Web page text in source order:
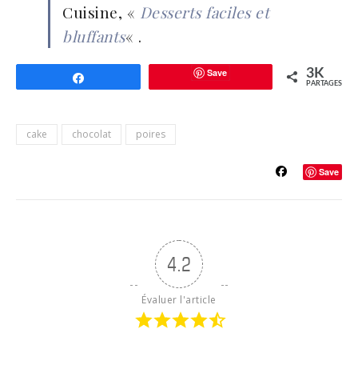
Cuisine, « Desserts faciles et
bluffants« .
Save 3K
PARTAGES
cake chocolat poires
Save
4.2
Évaluer l'article